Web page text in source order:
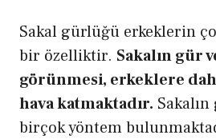
Sakal gürlüğü erkeklerin
bir özelliktir. Sakalın gür
görünmesi, erkeklere
hava katmaktadır.
birçok yöntem